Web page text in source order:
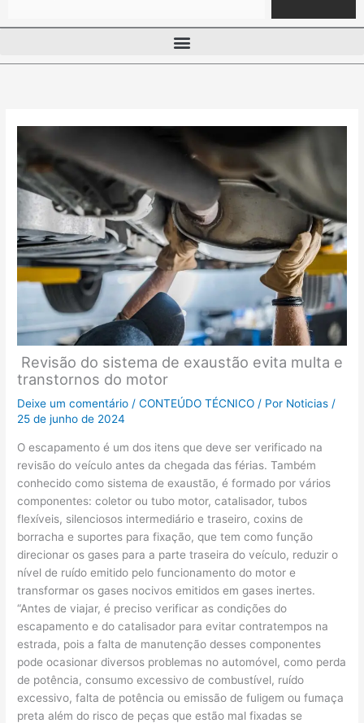
Revisão do sistema de exaustão evita multa e
transtornos do motor
Deixe um comentário /CONTEÚDO TÉCNICO / Por Noticias /
25 de junho de 2024
O escapamento é um dos itens que deve ser verificado na
revisão do veículo antes da chegada das férias. Também
conhecido como sistema de exaustão, é formado por vários
componentes: coletor ou tubo motor, catalisador, tubos
flexíveis, silenciosos intermediário e traseiro, coxins de
borracha e suportes para fixação, que tem como função
direcionar os gases para a parte traseira do veículo, reduzir o
nível de ruído emitido pelo funcionamento do motor e
transformar os gases nocivos emitidos em gases inertes.
“Antes de viajar, é preciso verificar as condições do
escapamento e do catalisador para evitar contratempos na
estrada, pois a falta de manutenção desses componentes
pode ocasionar diversos problemas no automóvel, como perda
de potência, consumo excessivo de combustível, ruído
excessivo, falta de potência ou emissão de fuligem ou fumaça
preta além do risco de peças que estão mal fixadas se